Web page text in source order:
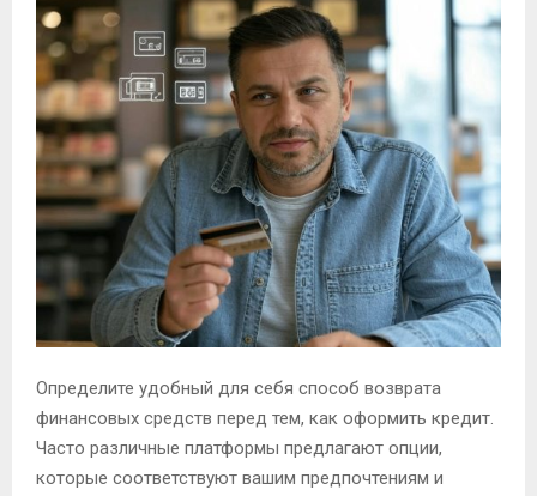
Определите удобный для себя способ возврата
финансовых средств перед тем, как оформить кредит.
Часто различные платформы предлагают опции,
которые соответствуют вашим предпочтениям и